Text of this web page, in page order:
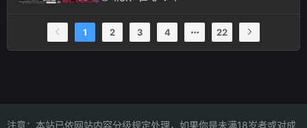
1 2 3 4 22
注意：本站已依网站内容分级规定处理，如果你是未满18岁者或对成